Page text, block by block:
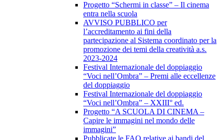
Progetto “Schermi in classe” – Il cinema
entra nella scuola
AVVISO PUBBLICO per
l’accreditamento ai fini della
partecipazione al Sistema coordinato per la
promozione dei temi della creatività a.s.
2023-2024
Festival Internazionale del doppiaggio
“Voci nell’Ombra” – Premi alle eccellenze
del doppiaggio
Festival Internazionale del doppiaggio
“Voci nell’Ombra” – XXIII° ed.
Progetto “A SCUOLA DI CINEMA –
Capire le immagini nel mondo delle
immagini”